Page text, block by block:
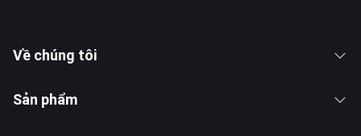
Về chúng tôi
Sản phẩm